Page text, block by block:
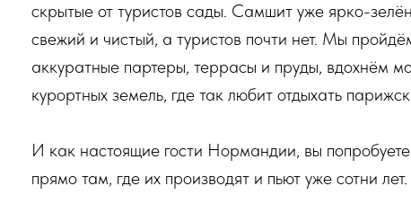
Розмари Александер
скрытые от туристов сады. Самшит уже ярко-
свежий и чистый, а туристов почти нет. Мы
аккуратные партеры, террасы и пруды, вдохнём
курортных земель, где так любит отдыхать
И как настоящие гости Нормандии, вы
прямо там, где их производят и пьют уже сотни лет.